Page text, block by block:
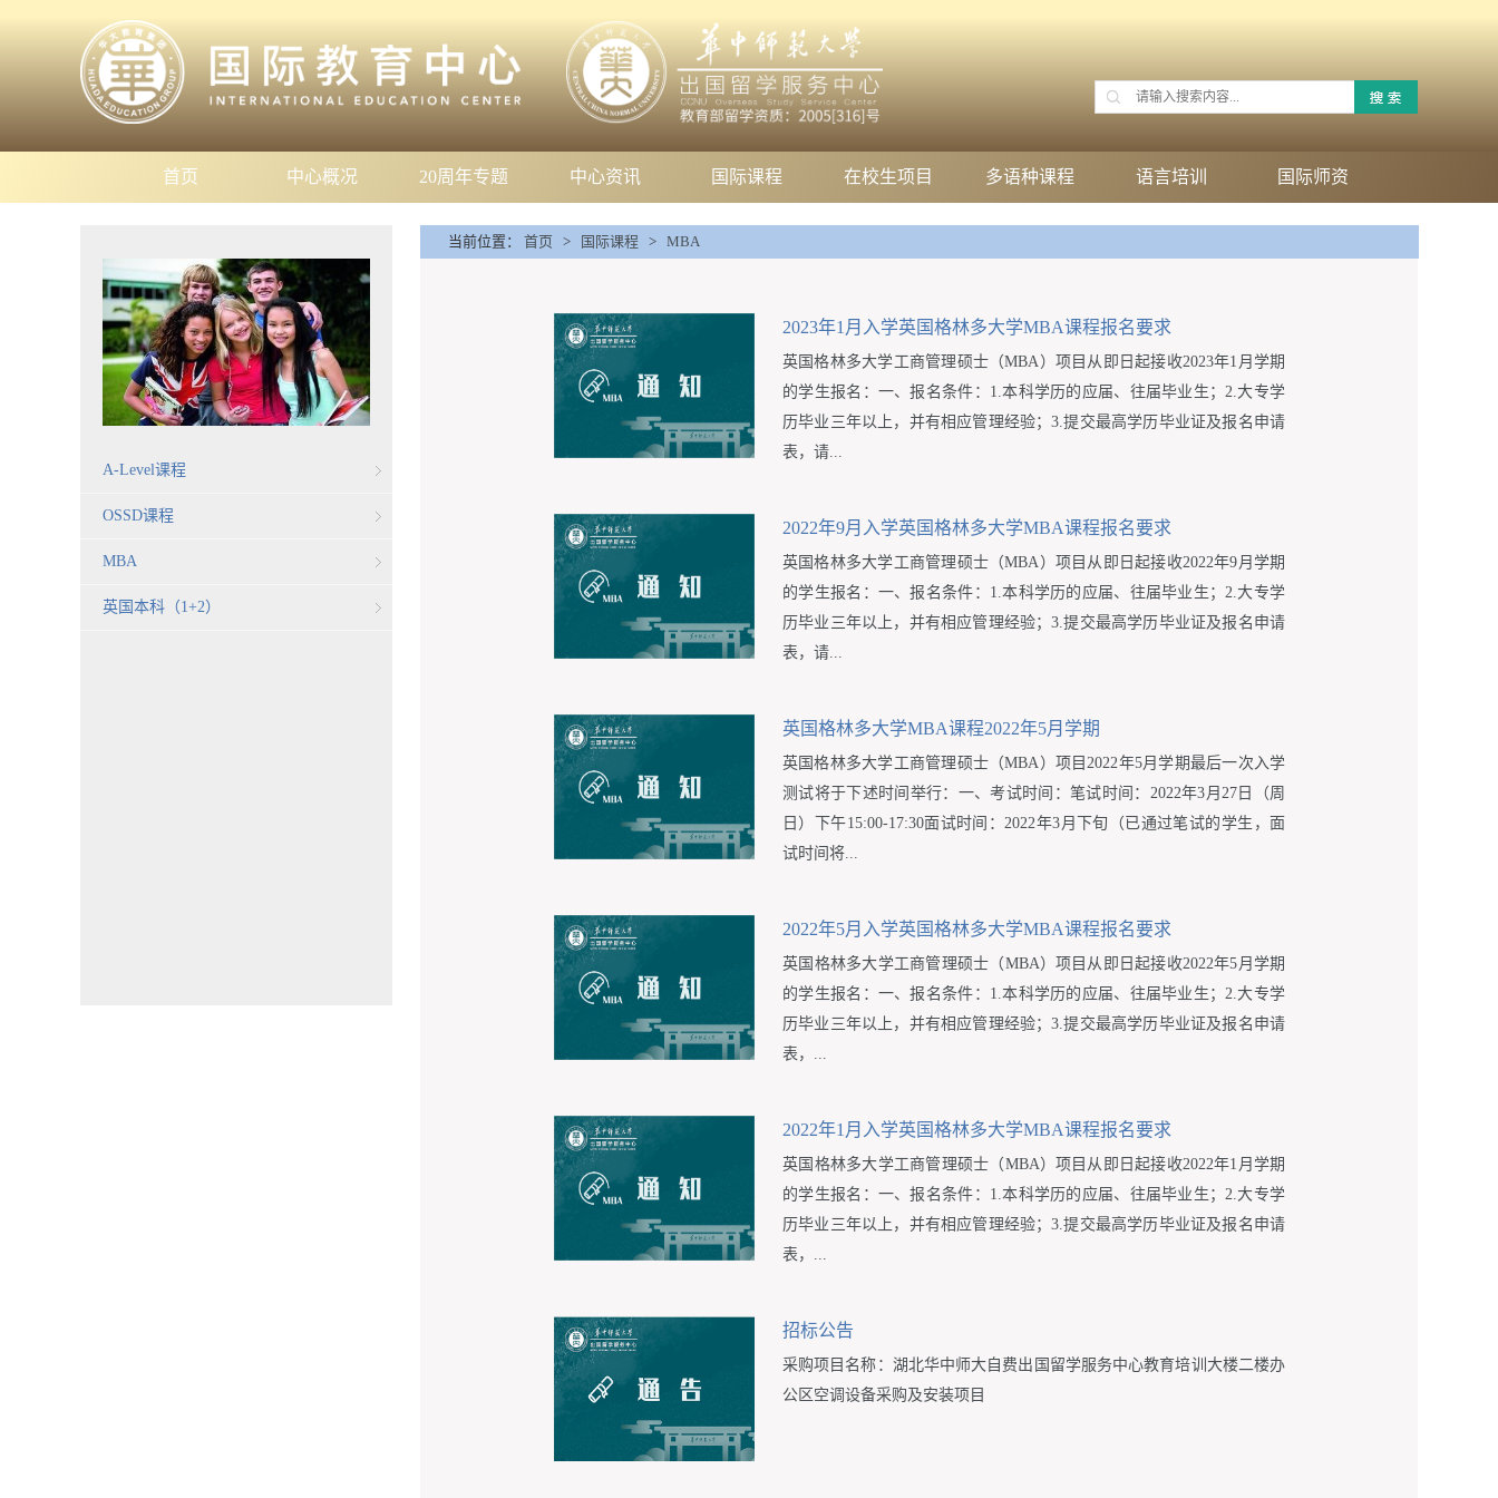
首页 中心概况 20周年专题 中心资讯 国际课程 在校生项目 多语种课程 语言培训 国际师资
A-Level课程
OSSD课程
MBA
英国本科（1+2）
当前位置： 首页 > 国际课程 > MBA
2023年1月入学英国格林多大学MBA课程报名要求
英国格林多大学工商管理硕士（MBA）项目从即日起接收2023年1月学期
的学生报名：一、报名条件：1.本科学历的应届、往届毕业生；2.大专学
历毕业三年以上，并有相应管理经验；3.提交最高学历毕业证及报名申请
表，请...
2022年9月入学英国格林多大学MBA课程报名要求
英国格林多大学工商管理硕士（MBA）项目从即日起接收2022年9月学期
的学生报名：一、报名条件：1.本科学历的应届、往届毕业生；2.大专学
历毕业三年以上，并有相应管理经验；3.提交最高学历毕业证及报名申请
表，请...
英国格林多大学MBA课程2022年5月学期
英国格林多大学工商管理硕士（MBA）项目2022年5月学期最后一次入学
测试将于下述时间举行：一、考试时间：笔试时间：2022年3月27日（周
日）下午15:00-17:30面试时间：2022年3月下旬（已通过笔试的学生，面
试时间将...
2022年5月入学英国格林多大学MBA课程报名要求
​英国格林多大学工商管理硕士（MBA）项目从即日起接收2022年5月学期
的学生报名：一、报名条件：1.本科学历的应届、往届毕业生；2.大专学
历毕业三年以上，并有相应管理经验；3.提交最高学历毕业证及报名申请
表，...
2022年1月入学英国格林多大学MBA课程报名要求
​英国格林多大学工商管理硕士（MBA）项目从即日起接收2022年1月学期
的学生报名：一、报名条件：1.本科学历的应届、往届毕业生；2.大专学
历毕业三年以上，并有相应管理经验；3.提交最高学历毕业证及报名申请
表，...
招标公告
采购项目名称：湖北华中师大自费出国留学服务中心教育培训大楼二楼办
公区空调设备采购及安装项目